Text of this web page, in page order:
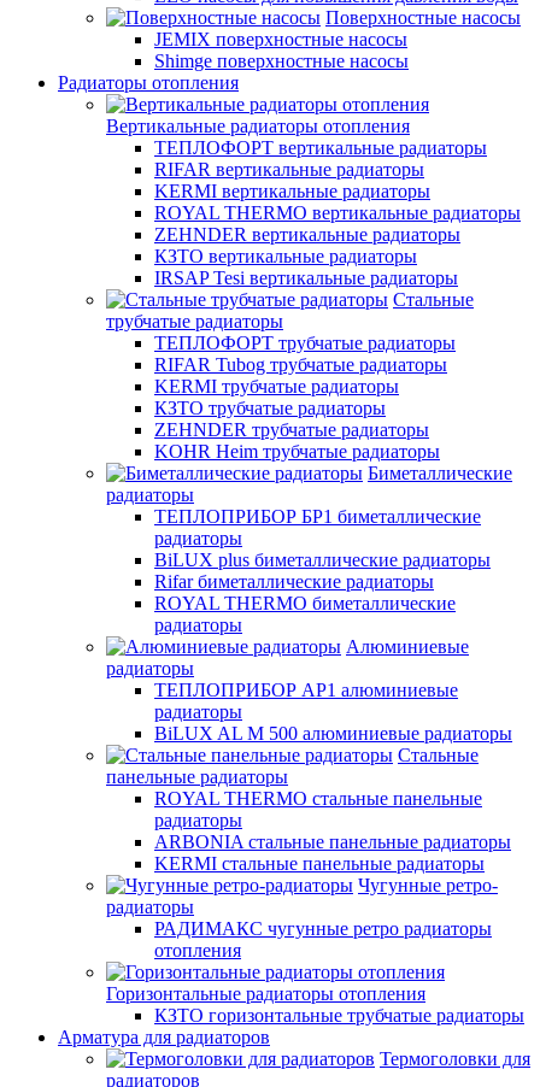
Поверхностные насосы
JEMIX поверхностные насосы
Shimge поверхностные насосы
Радиаторы отопления
Вертикальные радиаторы отопления
ТЕПЛОФОРТ вертикальные радиаторы
RIFAR вертикальные радиаторы
KERMI вертикальные радиаторы
ROYAL THERMO вертикальные радиаторы
ZEHNDER вертикальные радиаторы
КЗТО вертикальные радиаторы
IRSAP Tesi вертикальные радиаторы
Стальные
трубчатые радиаторы
ТЕПЛОФОРТ трубчатые радиаторы
RIFAR Tubog трубчатые радиаторы
KERMI трубчатые радиаторы
КЗТО трубчатые радиаторы
ZEHNDER трубчатые радиаторы
KOHR Heim трубчатые радиаторы
Биметаллические
радиаторы
ТЕПЛОПРИБОР БР1 биметаллические
радиаторы
BiLUX plus биметаллические радиаторы
Rifar биметаллические радиаторы
ROYAL THERMO биметаллические
радиаторы
Алюминиевые
радиаторы
ТЕПЛОПРИБОР АР1 алюминиевые
радиаторы
BiLUX AL M 500 алюминиевые радиаторы
Стальные
панельные радиаторы
ROYAL THERMO стальные панельные
радиаторы
ARBONIA стальные панельные радиаторы
KERMI стальные панельные радиаторы
Чугунные ретро-
радиаторы
РАДИМАКС чугунные ретро радиаторы
отопления
Горизонтальные радиаторы отопления
КЗТО горизонтальные трубчатые радиаторы
Арматура для радиаторов
Термоголовки для
радиаторов